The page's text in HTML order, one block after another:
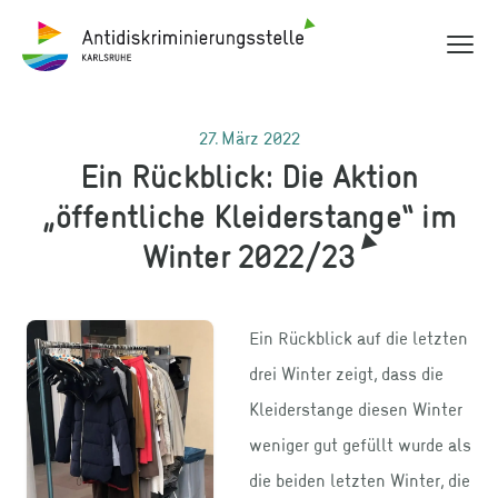
Antidiskriminierungsstelle Karlsruhe
27. März 2022
Ein Rückblick: Die Aktion
„öffentliche Kleiderstange“ im
Winter 2022/23
Ein Rückblick auf die letzten
drei Winter zeigt, dass die
Kleiderstange diesen Winter
weniger gut gefüllt wurde als
die beiden letzten Winter, die